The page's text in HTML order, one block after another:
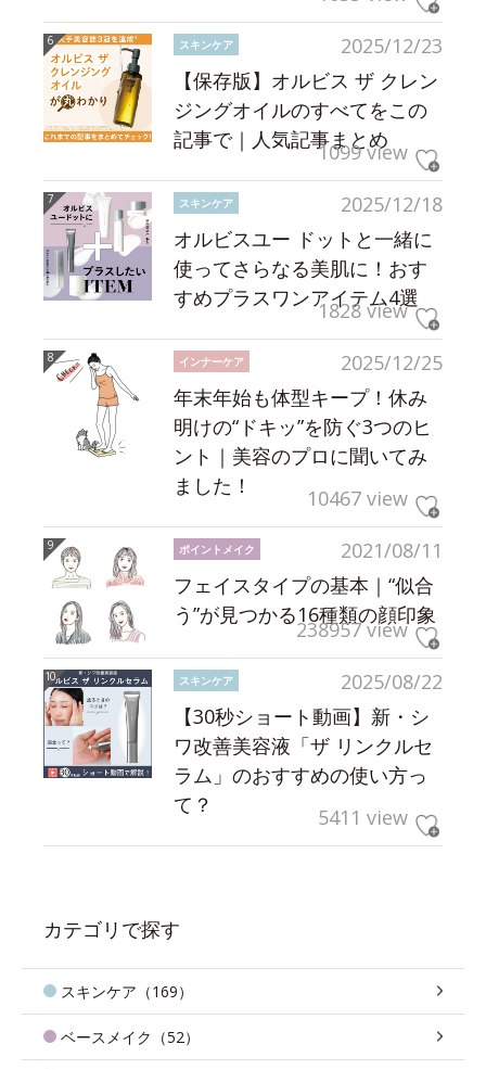
2025/12/23
スキンケア
【保存版】オルビス ザ クレン
ジングオイルのすべてをこの
記事で｜人気記事まとめ
1099 view
2025/12/18
スキンケア
オルビスユー ドットと一緒に
使ってさらなる美肌に！おす
すめプラスワンアイテム4選
1828 view
2025/12/25
インナーケア
年末年始も体型キープ！休み
明けの“ドキッ”を防ぐ3つのヒ
ント｜美容のプロに聞いてみ
ました！
10467 view
2021/08/11
ポイントメイク
フェイスタイプの基本｜“似合
う”が見つかる16種類の顔印象
238957 view
2025/08/22
スキンケア
【30秒ショート動画】新・シ
ワ改善美容液「ザ リンクルセ
ラム」のおすすめの使い方っ
て？
5411 view
カテゴリで探す
スキンケア（169）
ベースメイク（52）